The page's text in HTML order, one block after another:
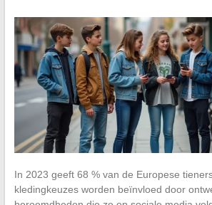
In 2023 geeft 68 % van de Europese
kledingkeuzes worden beïnvloed door